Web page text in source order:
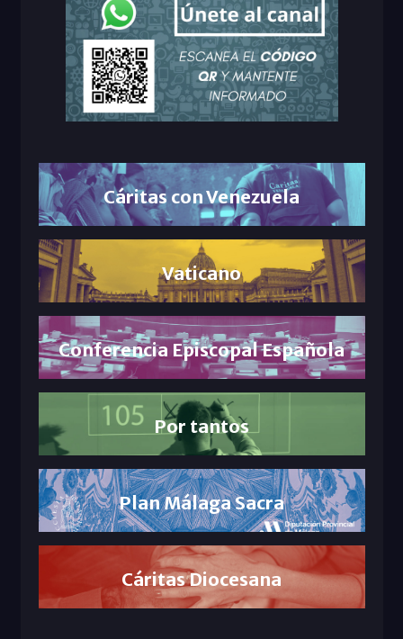
Cáritas con Venezuela
Vaticano
Conferencia Episcopal Española
Por tantos
Plan Málaga Sacra
Cáritas Diocesana